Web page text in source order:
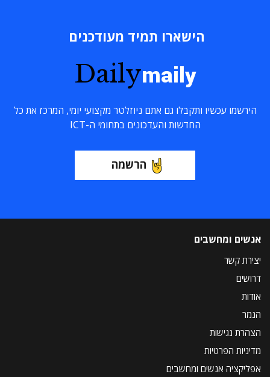
הישארו תמיד מעודכנים
Dailymaily
הירשמו עכשיו ותקבלו גם אתם ניוזלטר מקצועי יומי, המרכז את כל
החדשות והעדכונים בתחומי ה-ICT
הרשמה
אנשים ומחשבים
יצירת קשר
דרושים
אודות
הנמר
הצהרת נגישות
מדיניות הפרטיות
אפליקציה אנשים ומחשבים